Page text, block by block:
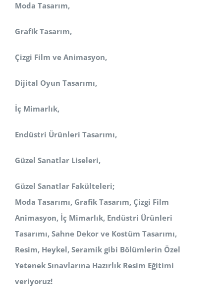
Moda Tasarım,
Grafik Tasarım,
Çizgi Film ve Animasyon,
Dijital Oyun Tasarımı,
İç Mimarlık,
Endüstri Ürünleri Tasarımı,
Güzel Sanatlar Liseleri,
Güzel Sanatlar Fakülteleri;
Moda Tasarımı, Grafik Tasarım, Çizgi Film
Animasyon, İç Mimarlık, Endüstri Ürünleri
Tasarımı, Sahne Dekor ve Kostüm Tasarımı,
Resim, Heykel, Seramik gibi Bölümlerin Özel
Yetenek Sınavlarına Hazırlık Resim Eğitimi
veriyoruz!